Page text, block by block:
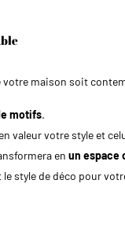
votre maison soit
motifs.
valeur votre style et
enun espace
style de déco pour